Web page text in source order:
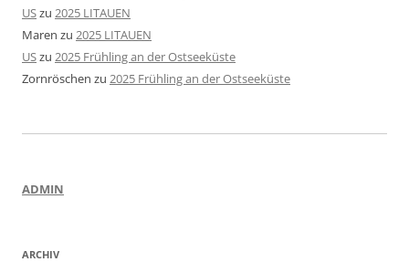
USzu 2025 LITAUEN
Maren zu 2025 LITAUEN
USzu 2025 Frühling an der Ostseeküste
Zornröschen zu 2025 Frühling an der Ostseeküste
ADMIN
ARCHIV